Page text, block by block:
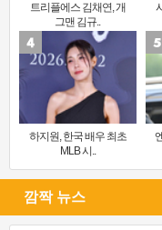
트리플에스 김채연, 개
그맨 김규..
하지원, 한국 배우 최초
MLB 시..
깜짝 뉴스